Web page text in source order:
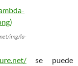
img/la-
se puede